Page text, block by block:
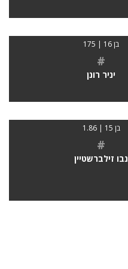
בן 16 | 175
#
יניר רונן
בן 15 | 1.86
#
נבו זילברשטיין